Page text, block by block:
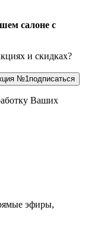
салоне с
и скидках?
подписаться
Ваших
эфиры,